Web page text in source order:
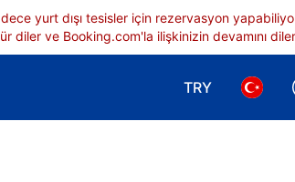
yurt dışı tesisler için rezervasyon
diler ve Booking.com'la ilişkinizin devamını
TRY
Para birimi
Dil